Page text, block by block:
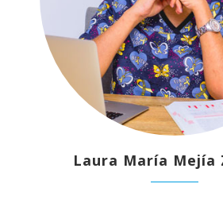
Laura María Mejía